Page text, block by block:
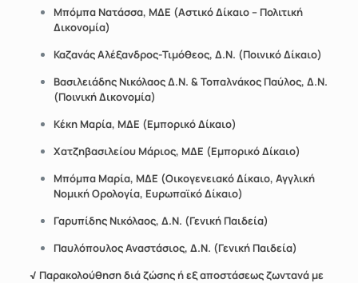
Μπόμπα Νατάσσα, ΜΔΕ (Αστικό Δίκαιο – Πολιτική
Δικονομία)
Καζανάς Αλέξανδρος-Τιμόθεος, Δ.Ν. (Ποινικό Δίκαιο)
Βασιλειάδης Νικόλαος Δ.Ν. & Τοπαλνάκος Παύλος, Δ.Ν.
(Ποινική Δικονομία)
Κέκη Μαρία, ΜΔΕ (Εμπορικό Δίκαιο)
Χατζηβασιλείου Μάριος, ΜΔΕ (Εμπορικό Δίκαιο)
Μπόμπα Μαρία, ΜΔΕ (Οικογενειακό Δίκαιο, Αγγλική
Νομική Ορολογία, Ευρωπαϊκό Δίκαιο)
Γαρυπίδης Νικόλαος, Δ.Ν. (Γενική Παιδεία)
Παυλόπουλος Αναστάσιος, Δ.Ν. (Γενική Παιδεία)
√ Παρακολούθηση διά ζώσης ή εξ αποστάσεως ζωντανά με